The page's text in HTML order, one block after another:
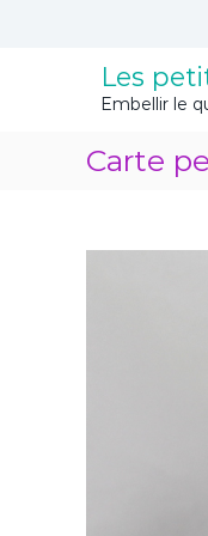
Les
Embellir le
Carte